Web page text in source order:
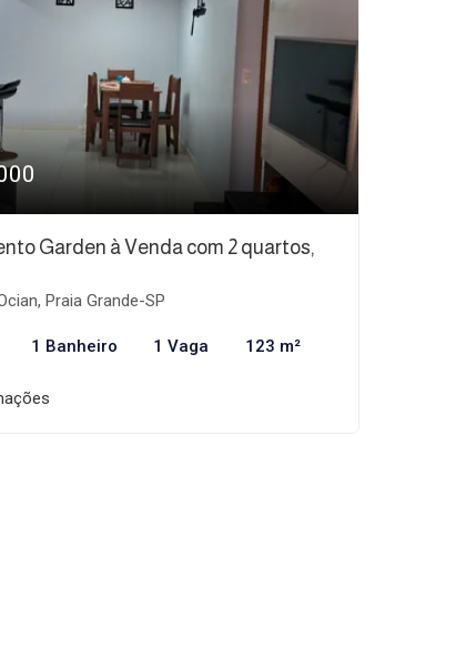
Garden à Venda com 2 quartos,
Praia Grande-SP
1 Banheiro 1 Vaga 123 m²